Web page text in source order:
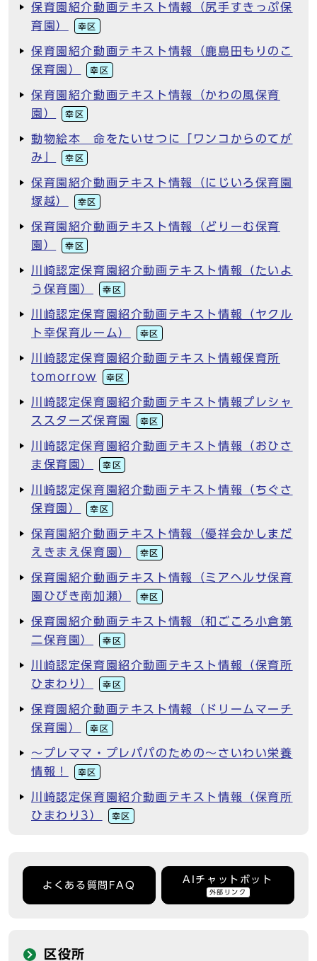
保育園紹介動画テキスト情報（尻手すきっぷ保
育園）
幸区
保育園紹介動画テキスト情報（鹿島田もりのこ
保育園）
幸区
保育園紹介動画テキスト情報（かわの風保育
園）
幸区
動物絵本 命をたいせつに「ワンコからのてが
み」
幸区
保育園紹介動画テキスト情報（にじいろ保育園
塚越）
幸区
保育園紹介動画テキスト情報（どりーむ保育
園）
幸区
川崎認定保育園紹介動画テキスト情報（たいよ
う保育園）
幸区
川崎認定保育園紹介動画テキスト情報（ヤクル
ト幸保育ルーム）
幸区
川崎認定保育園紹介動画テキスト情報保育所
tomorrow
幸区
川崎認定保育園紹介動画テキスト情報プレシャ
ススターズ保育園
幸区
川崎認定保育園紹介動画テキスト情報（おひさ
ま保育園）
幸区
川崎認定保育園紹介動画テキスト情報（ちぐさ
保育園）
幸区
保育園紹介動画テキスト情報（優祥会かしまだ
えきまえ保育園）
幸区
保育園紹介動画テキスト情報（ミアヘルサ保育
園ひびき南加瀬）
幸区
保育園紹介動画テキスト情報（和ごころ小倉第
二保育園）
幸区
川崎認定保育園紹介動画テキスト情報（保育所
ひまわり）
幸区
保育園紹介動画テキスト情報（ドリームマーチ
保育園）
幸区
～プレママ・プレパパのための～さいわい栄養
情報！
幸区
川崎認定保育園紹介動画テキスト情報（保育所
ひまわり3）
幸区
よくある質問FAQ
AIチャットボット
外部リンク
区役所